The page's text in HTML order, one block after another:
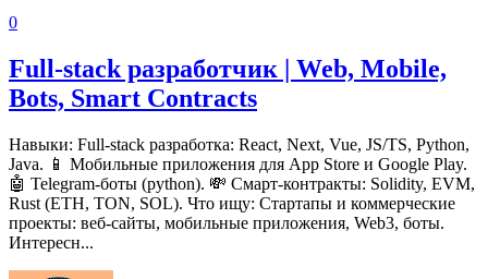
0
Full-stack разработчик | Web, Mobile,
Bots, Smart Contracts
Навыки: Full-stack разработка: React, Next, Vue, JS/TS, Python,
Java. 📱 Мобильные приложения для App Store и Google Play.
🤖 Telegram-боты (python). 💸 Смарт-контракты: Solidity, EVM,
Rust (ETH, TON, SOL). Что ищу: Стартапы и коммерческие
проекты: веб-сайты, мобильные приложения, Web3, боты.
Интересн...